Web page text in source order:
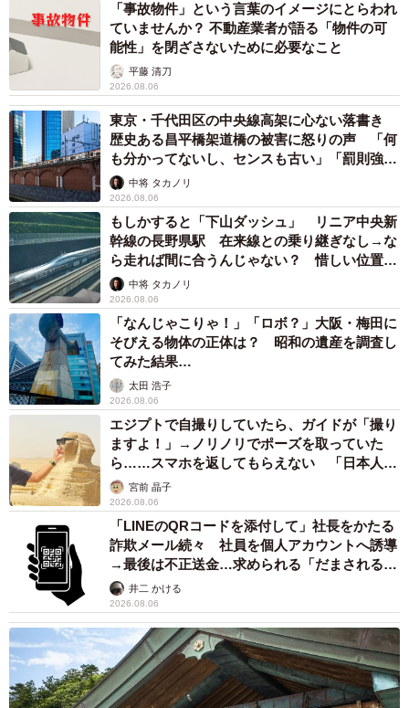
「事故物件」という言葉のイメージにとらわれ
ていませんか？ 不動産業者が語る「物件の可
能性」を閉ざさないために必要なこと
平藤 清刀
2026.08.06
東京・千代田区の中央線高架に心ない落書き
歴史ある昌平橋架道橋の被害に怒りの声 「何
も分かってないし、センスも古い」「罰則強化
して」中将 タカノリ
2026.08.06
もしかすると「下山ダッシュ」 リニア中央新
幹線の長野県駅 在来線との乗り継ぎなし→な
ら走れば間に合うんじゃない？ 惜しい位置関
係が反響
中将 タカノリ
2026.08.06
「なんじゃこりゃ！」「ロボ？」大阪・梅田に
そびえる物体の正体は？ 昭和の遺産を調査し
てみた結果…
太田 浩子
2026.08.06
エジプトで自撮りしていたら、ガイドが「撮り
ますよ！」→ノリノリでポーズを取っていた
ら……スマホを返してもらえない 「日本人は
カモ代表かも」「私は6時間で3万円払った」
宮前 晶子
2026.08.06
「LINEのQRコードを添付して」社長をかたる
詐欺メール続々 社員を個人アカウントへ誘導
→最後は不正送金…求められる「だまされる前
提」の対策
井二 かける
2026.08.06